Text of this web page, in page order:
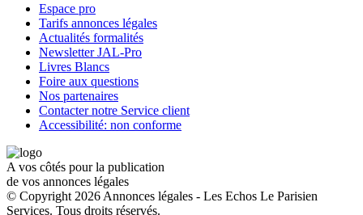
Espace pro
Tarifs annonces légales
Actualités formalités
Newsletter JAL-Pro
Livres Blancs
Foire aux questions
Nos partenaires
Contacter notre Service client
Accessibilité: non conforme
A vos côtés pour la publication
de vos annonces légales
© Copyright 2026 Annonces légales - Les Echos Le Parisien
Services. Tous droits réservés.